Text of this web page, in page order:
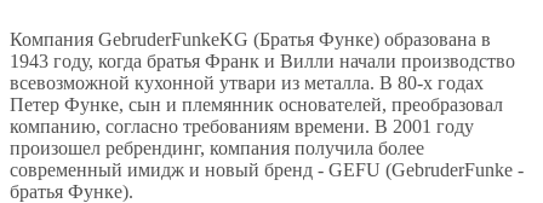
Компания GebruderFunkeKG (Братья Функе) образована в
1943 году, когда братья Франк и Вилли начали производство
всевозможной кухонной утвари из металла. В 80-х годах
Петер Функе, сын и племянник основателей, преобразовал
компанию, согласно требованиям времени. В 2001 году
произошел ребрендинг, компания получила более
современный имидж и новый бренд - GEFU (GebruderFunke -
братья Функе).